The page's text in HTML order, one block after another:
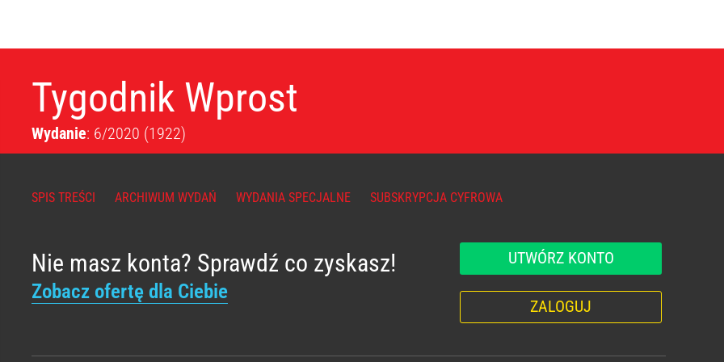
Tygodnik Wprost
Wydanie: 6/2020 (1922)
SPIS TREŚCI ARCHIWUM WYDAŃ WYDANIA SPECJALNE SUBSKRYPCJA CYFROWA
Nie masz konta? Sprawdź co zyskasz!
Zobacz ofertę dla Ciebie
UTWÓRZ KONTO
ZALOGUJ